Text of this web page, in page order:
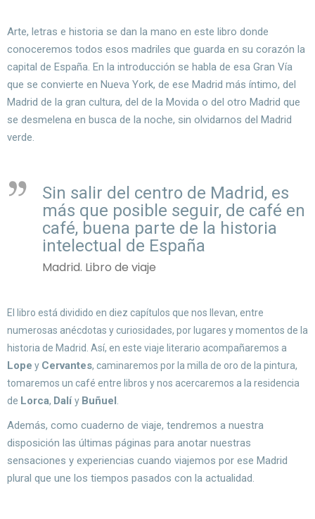
Arte, letras e historia se dan la mano en este libro donde
conoceremos todos esos madriles que guarda en su corazón la
capital de España. En la introducción se habla de esa Gran Vía
que se convierte en Nueva York, de ese Madrid más íntimo, del
Madrid de la gran cultura, del de la Movida o del otro Madrid que
se desmelena en busca de la noche, sin olvidarnos del Madrid
verde.
Sin salir del centro de Madrid, es
más que posible seguir, de café en
café, buena parte de la historia
intelectual de España
Madrid. Libro de viaje
El libro está dividido en diez capítulos que nos llevan, entre
numerosas anécdotas y curiosidades, por lugares y momentos de la
historia de Madrid. Así, en este viaje literario acompañaremos a
Lope y Cervantes, caminaremos por la milla de oro de la pintura,
tomaremos un café entre libros y nos acercaremos a la residencia
de Lorca, Dalíy Buñuel
Además, como cuaderno de viaje, tendremos a nuestra
disposición las últimas páginas para anotar nuestras
sensaciones y experiencias cuando viajemos por ese Madrid
plural que une los tiempos pasados con la actualidad.